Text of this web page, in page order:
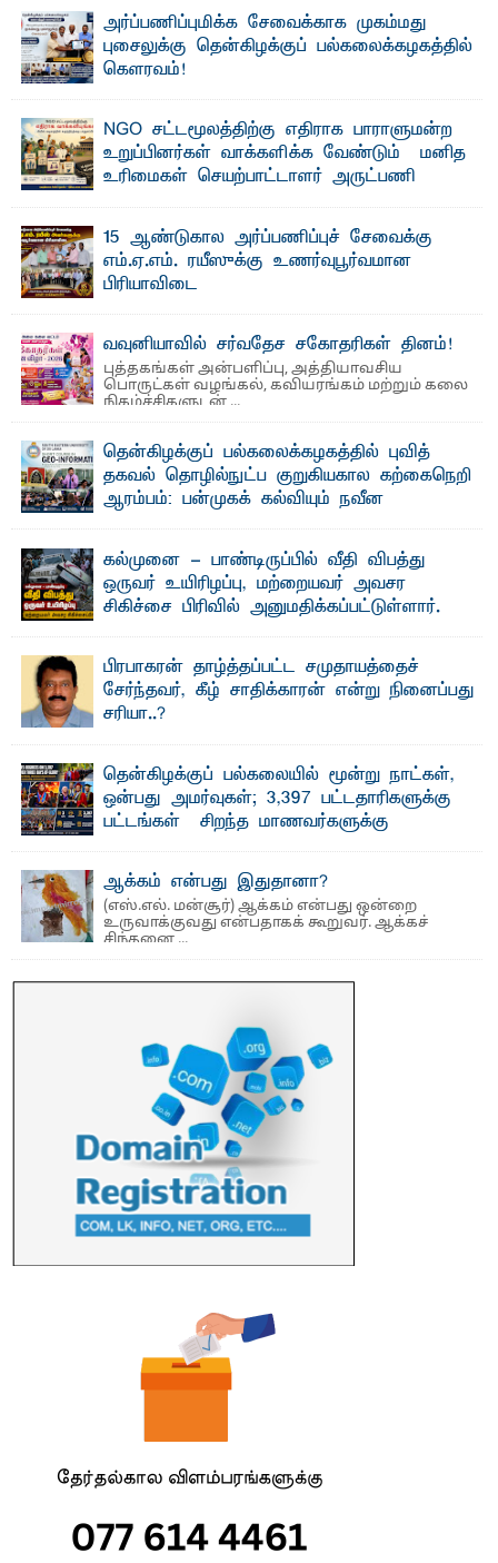
"ஒ ரு மாணவனின் அல்லது மாணவியின் கனவு என்னால்
கலைக்கப்படாது" என்ற உறுதியை ஒவ்வொரு மாணவரும் ...
அர்ப்பணிப்புமிக்க சேவைக்காக முகம்மது
புசைலுக்கு தென்கிழக்குப் பல்கலைக்கழகத்தில்
கௌரவம்!
NGO சட்டமூலத்திற்கு எதிராக பாராளுமன்ற
உறுப்பினர்கள் வாக்களிக்க வேண்டும் – மனித
உரிமைகள் செயற்பாட்டாளர் அருட்பணி
ஜே. எப். காமிலா பேகம்- இ லங்கை அரசாங்கம் அரசுசாரா
அமைப்புகள் (NGO) தொடர்பான புதிய சட்டமூலத்தை ...
15 ஆண்டுகால அர்ப்பணிப்புச் சேவைக்கு
எம்.ஏ.எம். ரயீஸுக்கு உணர்வுபூர்வமான
பிரியாவிடை
வவுனியாவில் சர்வதேச சகோதரிகள் தினம்!
புத்தகங்கள் அன்பளிப்பு, அத்தியாவசிய
பொருட்கள் வழங்கல், கவியரங்கம் மற்றும் கலை
நிகழ்ச்சிகளுடன் ...
தென்கிழக்குப் பல்கலைக்கழகத்தில் புவித்
தகவல் தொழில்நுட்ப குறுகியகால கற்கைநெறி
ஆரம்பம்: பன்முகக் கல்வியும் நவீன
தொழில்நுட்பமும் காலத்தின் தேவை – பீடாதிபதி
பேராசிரியர் எம். எம். பாஸில்
தெ ன்கிழக்குப் பல்கலைக்கழகத்தின் கலை மற்றும் கலாசார
பீடத்தின் புவியியல் துறையினால் ...
கல்முனை - பாண்டிருப்பில் வீதி விபத்து
ஒருவர் உயிரிழப்பு, மற்றையவர் அவசர
சிகிச்சை பிரிவில் அனுமதிக்கப்பட்டுள்ளார்.
பாண்டிருப்பு ...பிரபாகரன் தாழ்த்தப்பட்ட சமுதாயத்தைச்
சேர்ந்தவர், கீழ் சாதிக்காரன் என்று நினைப்பது
சரியா..?
தென்கிழக்குப் பல்கலையில் மூன்று நாட்கள்,
ஒன்பது அமர்வுகள்; 3,397 பட்டதாரிகளுக்கு
பட்டங்கள் – சிறந்த மாணவர்களுக்கு
மற்றும் சிறப்புப் பரிசுகள்
எம்.வை. அமீர்- ஒ லுவிலில் அமைந்துள்ள தென்கிழக்குப்
பல்கலைக்கழகத்தின் 18ஆவது பொதுப் பட்டமளிப்பு விழா ...
ஆக்கம் என்பது இதுதானா?
(எஸ்.எல். மன்சூர்) ஆக்கம் என்பது ஒன்றை
உருவாக்குவது என்பதாகக் கூறுவர். ஆக்கச்
சிந்தனை ...